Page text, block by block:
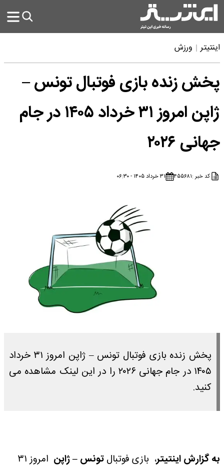
اینتیتر ورزش
پخش زنده بازی فوتبال تونس –
ژاپن امروز ۳۱ خرداد ۱۴۰۵ در جام
جهانی ۲۰۲۶
کد خبر :۴۵۵۶۸۱ ۳۱ خرداد ۱۴۰۵ - ۰۶:۳۰
پخش زنده بازی فوتبال تونس – ژاپن امروز ۳۱ خرداد
۱۴۰۵ در جام جهانی ۲۰۲۶ را در این لینک مشاهده می
کنید.
به گزارش اینتیتر، بازی فوتبالتونس – ژاپن
امروز ۳۱